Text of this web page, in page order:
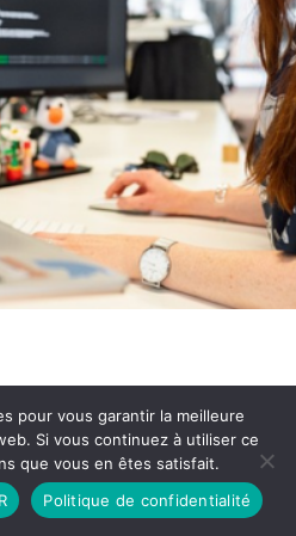
Politique de Confidentialité
CGU
DIEUDUDIABLE
pour vous garantir la meilleure
Si vous continuez à utiliser ce
que vous en êtes satisfait.
Politique de confidentialité